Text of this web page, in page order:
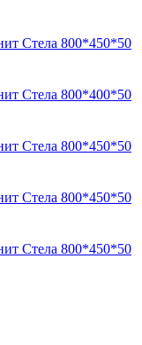
Стела 800*450*50
Стела 800*400*50
Стела 800*450*50
Стела 800*450*50
Стела 800*450*50